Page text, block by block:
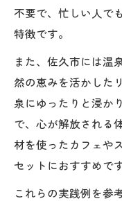
不要で、忙しい人で
特徴です。
また、佐久市には温
然の恵みを活かした
泉にゆったりと浸か
で、心が解放される
材を使ったカフェや
セットにおすすめです
これらの実践例を参